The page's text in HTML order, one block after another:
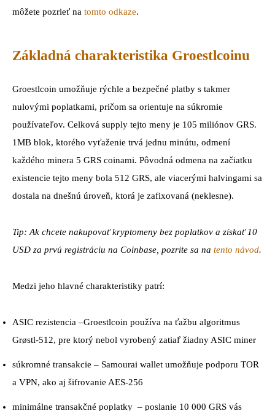
môžete pozrieť na tomto odkaze.
Základná charakteristika Groestlcoinu
Groestlcoin umožňuje rýchle a bezpečné platby s takmer
nulovými poplatkami, pričom sa orientuje na súkromie
používateľov. Celková supply tejto meny je 105 miliónov GRS.
1MB blok, ktorého vyťaženie trvá jednu minútu, odmení
každého minera 5 GRS coinami. Pôvodná odmena na začiatku
existencie tejto meny bola 512 GRS, ale viacerými halvingami sa
dostala na dnešnú úroveň, ktorá je zafixovaná (neklesne).
Tip: Ak chcete nakupovať kryptomeny bez poplatkov a získať 10
USD za prvú registráciu na Coinbase, pozrite sa na tento návod.
Medzi jeho hlavné charakteristiky patrí:
ASIC rezistencia –Groestlcoin používa na ťažbu algoritmus
Grøstl-512, pre ktorý nebol vyrobený zatiaľ žiadny ASIC miner
súkromné transakcie – Samourai wallet umožňuje podporu TOR
a VPN, ako aj šifrovanie AES-256
minimálne transakčné poplatky – poslanie 10 000 GRS vás